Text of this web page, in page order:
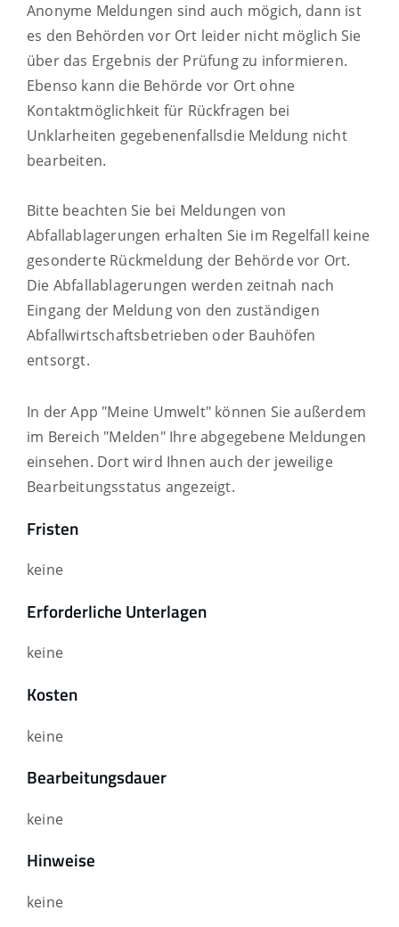
Anonyme Meldungen sind auch mögich, dann ist
es den Behörden vor Ort leider nicht möglich Sie
über das Ergebnis der Prüfung zu informieren.
Ebenso kann die Behörde vor Ort ohne
Kontaktmöglichkeit für Rückfragen bei
Unklarheiten gegebenenfallsdie Meldung nicht
bearbeiten.
Bitte beachten Sie bei Meldungen von
Abfallablagerungen erhalten Sie im Regelfall keine
gesonderte Rückmeldung der Behörde vor Ort.
Die Abfallablagerungen werden zeitnah nach
Eingang der Meldung von den zuständigen
Abfallwirtschaftsbetrieben oder Bauhöfen
entsorgt.
In der App "Meine Umwelt" können Sie außerdem
im Bereich "Melden" Ihre abgegebene Meldungen
einsehen. Dort wird Ihnen auch der jeweilige
Bearbeitungsstatus angezeigt.
Fristen
keine
Erforderliche Unterlagen
keine
Kosten
keine
Bearbeitungsdauer
keine
Hinweise
keine